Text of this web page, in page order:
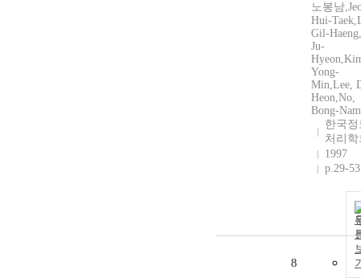
노봉남
Hui-
Gil-
Ju-
Yong-
Min,Lee,
Heon,No,
Bong-Nam
한국정
처리학
1997
p.29-53
8